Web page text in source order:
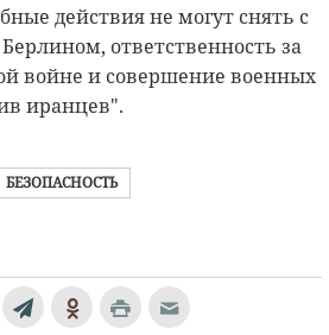
действия не могут снять с
ответственность за
войне и совершение военных
иранцев".
БЕЗОПАСНОСТЬ